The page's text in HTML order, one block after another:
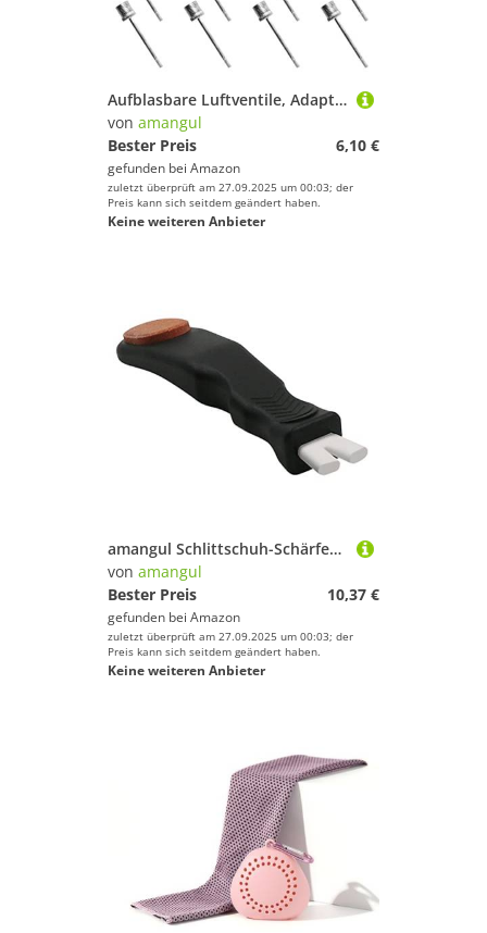
Skateboarding
Sportausrüstung
Sportausstattung
Sportbekleidung
Sportschuhe
Turnen & Gymnastik
Aufblasbare Luftventile, Adapter, Nadel, Edelstahl, aufblasbar, für Fußball, Basketball, Fußball, tragbar, 20 Stück
von amangul
Bester Preis
6,10 €
gefunden bei Amazon
zuletzt überprüft am 27.09.2025 um 00:03; der
Preis kann sich seitdem geändert haben.
Keine weiteren Anbieter
amangul Schlittschuh-Schärfer, Hand-Schärfkanten, Keramikstange für Eiskunstlauf
von amangul
Bester Preis
10,37 €
gefunden bei Amazon
zuletzt überprüft am 27.09.2025 um 00:03; der
Preis kann sich seitdem geändert haben.
Keine weiteren Anbieter